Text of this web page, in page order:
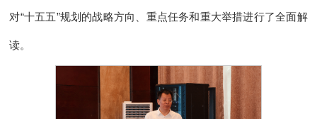
对“十五五”规划的战略方向、重点任务和重大举措进行了全面解
读。